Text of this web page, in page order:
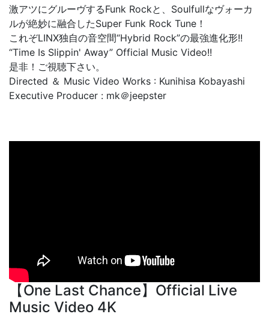
激アツにグルーヴするFunk Rockと、Soulfullなヴォーカ
ルが絶妙に融合したSuper Funk Rock Tune！
これぞLINX独自の音空間“Hybrid Rock”の最強進化形!!
“Time Is Slippin' Away” Official Music Video!!
是非！ご視聴下さい。
Directed ＆ Music Video Works : Kunihisa Kobayashi
Executive Producer : mk＠jeepster
【One Last Chance】Official Live
Music Video 4K